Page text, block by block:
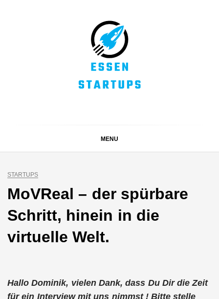
MENU
STARTUPS
MoVReal – der spürbare
Schritt, hinein in die
virtuelle Welt.
Hallo Dominik, vielen Dank, dass Du Dir die Zeit
für ein Interview mit uns nimmst ! Bitte stelle